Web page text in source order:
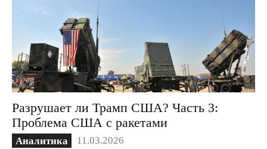
Разрушает ли Трамп США? Часть 3:
Проблема США с ракетами
Аналитика 11.03.2026